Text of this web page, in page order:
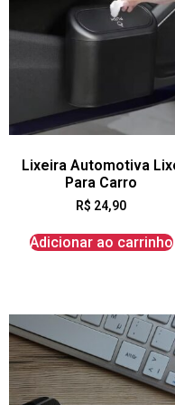
Lixeira Automotiva
Para Carro
R$ 24,90
Adicionar ao carrinho